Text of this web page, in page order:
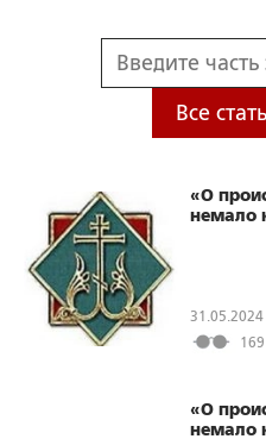
Все
«О
немало
31.05.2024
169
«О
немало